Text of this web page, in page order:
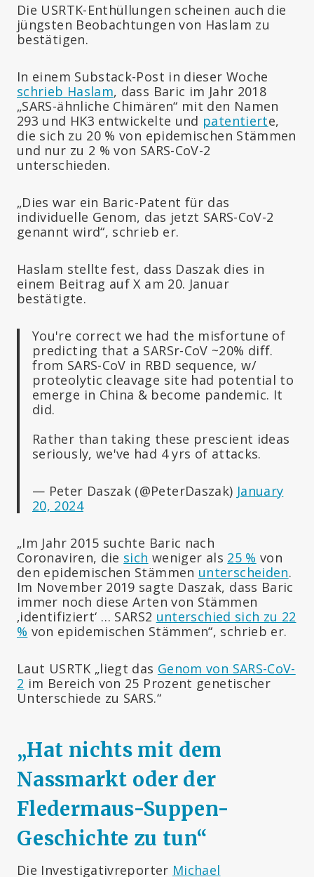
Die USRTK-Enthüllungen scheinen auch die
jüngsten Beobachtungen von Haslam zu
bestätigen.
In einem Substack-Post in dieser Woche
schrieb Haslam, dass Baric im Jahr 2018
„SARS-ähnliche Chimären“ mit den Namen
293 und HK3 entwickelte und patentierte,
die sich zu 20 % von epidemischen Stämmen
und nur zu 2 % von SARS-CoV-2
unterschieden.
„Dies war ein Baric-Patent für das
individuelle Genom, das jetzt SARS-CoV-2
genannt wird“, schrieb er.
Haslam stellte fest, dass Daszak dies in
einem Beitrag auf X am 20. Januar
bestätigte.
You're correct we had the misfortune of
predicting that a SARSr-CoV ~20% diff.
from SARS-CoV in RBD sequence, w/
proteolytic cleavage site had potential to
emerge in China & become pandemic. It
did.
Rather than taking these prescient ideas
seriously, we've had 4 yrs of attacks.
— Peter Daszak (@PeterDaszak) January
20, 2024
„Im Jahr 2015 suchte Baric nach
Coronaviren, die sich weniger als 25 % von
den epidemischen Stämmen unterscheiden.
Im November 2019 sagte Daszak, dass Baric
immer noch diese Arten von Stämmen
‚identifiziert‘ … SARS2 unterschied sich zu 22
% von epidemischen Stämmen“, schrieb er.
Laut USRTK „liegt das Genom von SARS-CoV-
2 im Bereich von 25 Prozent genetischer
Unterschiede zu SARS.“
„Hat nichts mit dem
Nassmarkt oder der
Fledermaus-Suppen-
Geschichte zu tun“
Die Investigativreporter Michael